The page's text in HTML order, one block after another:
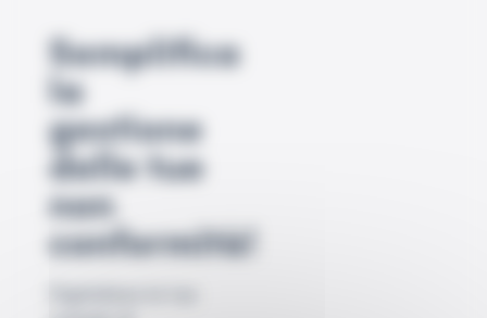
Semplifica
la
gestione
delle tue
non
conformità!